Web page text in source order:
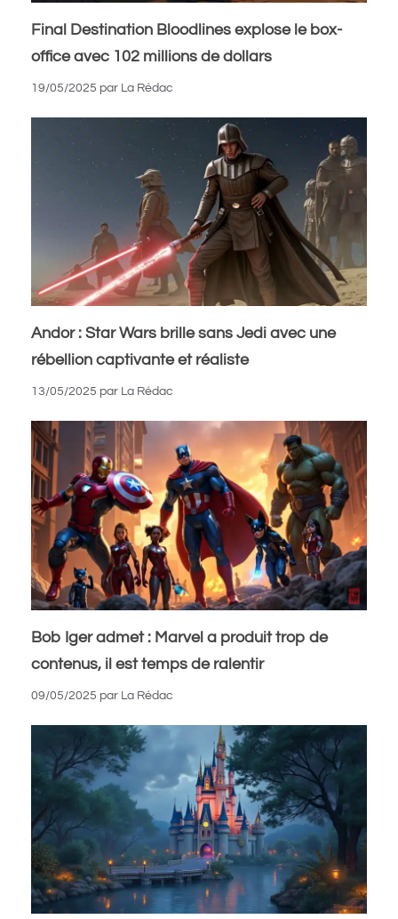
Final Destination Bloodlines explose le box-
office avec 102 millions de dollars
19/05/2025 par La Rédac
Andor : Star Wars brille sans Jedi avec une
rébellion captivante et réaliste
13/05/2025 par La Rédac
Bob Iger admet : Marvel a produit trop de
contenus, il est temps de ralentir
09/05/2025 par La Rédac